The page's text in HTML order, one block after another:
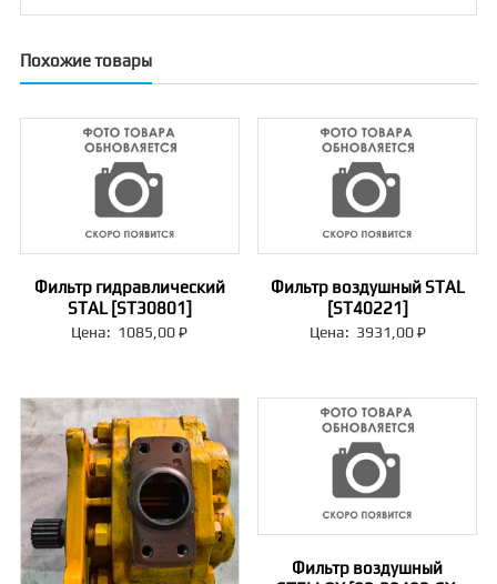
Похожие товары
Фильтр гидравлический
STAL [ST30801]
Цена: 1085,00₽
Фильтр воздушный STAL
[ST40221]
Цена: 3931,00₽
Фильтр воздушный